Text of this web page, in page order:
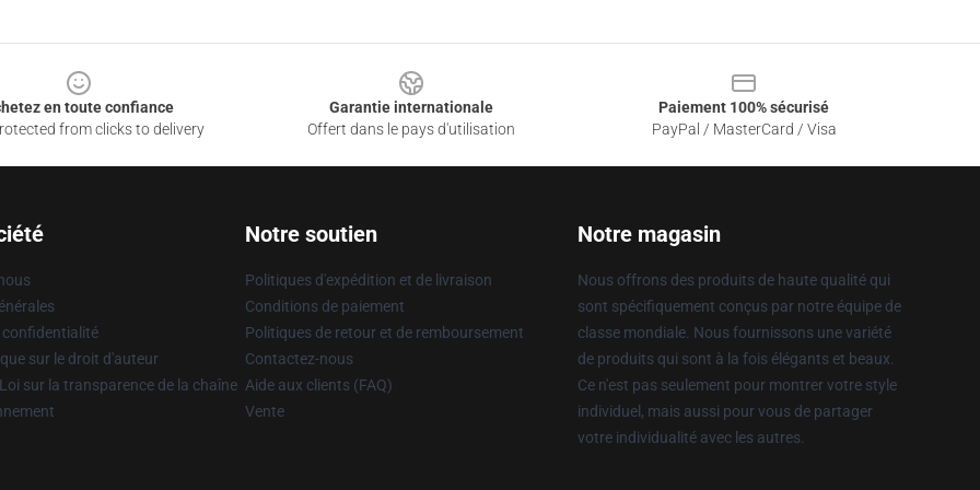
en toute confiance
from clicks to delivery
Garantie internationale
Offert dans le pays d'utilisation
Paiement 100% sécurisé
PayPal / MasterCard / Visa
confidentialité
sur le droit d'auteur
sur la transparence de la chaîne
Notre soutien
Politiques d'expédition et de livraison
Conditions de paiement
Politiques de retour et de remboursement
Contactez-nous
Aide aux clients (FAQ)
Vente
Notre magasin
Nous offrons des produits de haute qualité qui
sont spécifiquement conçus par notre équipe de
classe mondiale. Nous fournissons une variété
de produits qui sont à la fois élégants et beaux.
Ce n'est pas seulement pour montrer votre style
individuel, mais aussi pour vous de partager
votre individualité avec les autres.